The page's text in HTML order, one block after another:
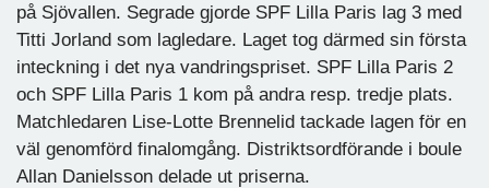
på Sjövallen. Segrade gjorde SPF Lilla Paris lag 3 med
Titti Jorland som lagledare. Laget tog därmed sin första
inteckning i det nya vandringspriset. SPF Lilla Paris 2
och SPF Lilla Paris 1 kom på andra resp. tredje plats.
Matchledaren Lise-Lotte Brennelid tackade lagen för en
väl genomförd finalomgång. Distriktsordförande i boule
Allan Danielsson delade ut priserna.